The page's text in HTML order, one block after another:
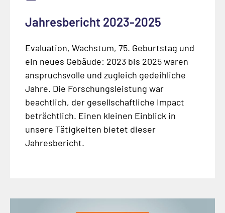
Jahresbericht 2023-2025
Evaluation, Wachstum, 75. Geburtstag und
ein neues Gebäude: 2023 bis 2025 waren
anspruchsvolle und zugleich gedeihliche
Jahre. Die Forschungsleistung war
beachtlich, der gesellschaftliche Impact
beträchtlich. Einen kleinen Einblick in
unsere Tätigkeiten bietet dieser
Jahresbericht.